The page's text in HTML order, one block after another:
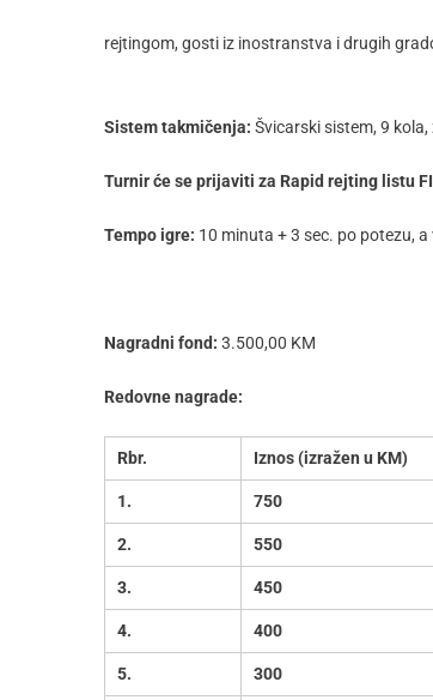
rejtingom, gosti iz inostranstva i drugih
Sistem takmičenja: Švicarski sistem, 9
Turnir će se prijaviti za Rapid rejting listu
Tempo igre: 10 minuta + 3 sec. po potezu,
Nagradni fond: 3.500,00 KM
Redovne nagrade:
Rbr. Iznos (izražen u KM)
1. 750
2. 550
3. 450
4. 400
5. 300